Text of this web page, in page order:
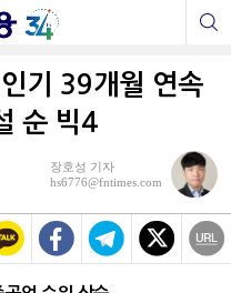
기 39개월 연속
순 빅4
장호성 기자
hs6776@fntimes.com